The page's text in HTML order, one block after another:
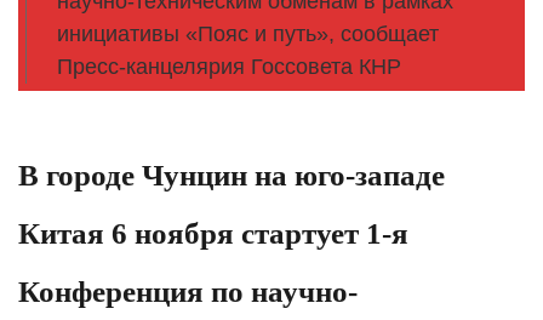
инициативы «Пояс и путь», сообщает
Пресс-канцелярия Госсовета КНР
В городе Чунцин на юго-западе
Китая 6 ноября стартует 1-я
Конференция по научно-